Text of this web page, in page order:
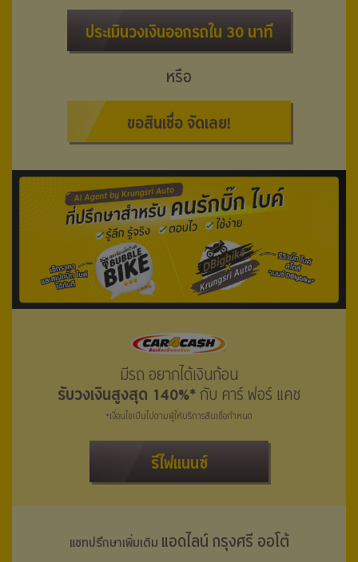
ประเมินวงเงินออกรถใน 30 นาที
หรือ
ขอสินเชื่อ จัดเลย!
มีรถ อยากได้เงินก้อน
รับวงเงินสูงสุด 140%* กับ คาร์ ฟอร์ แคช
*เงื่อนไขเป็นไปตามผู้ให้บริการสินเชื่อกำหนด
รีไฟแนนซ์
แชทปรึกษาเพิ่มเติม แอดไลน์ กรุงศรี ออโต้